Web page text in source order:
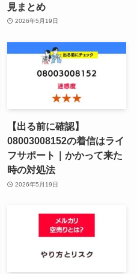
見まとめ
2026年5月19日
【出る前に確認】
08003008152の着信はライ
フサポート｜かかって来た
時の対処法
2026年5月19日